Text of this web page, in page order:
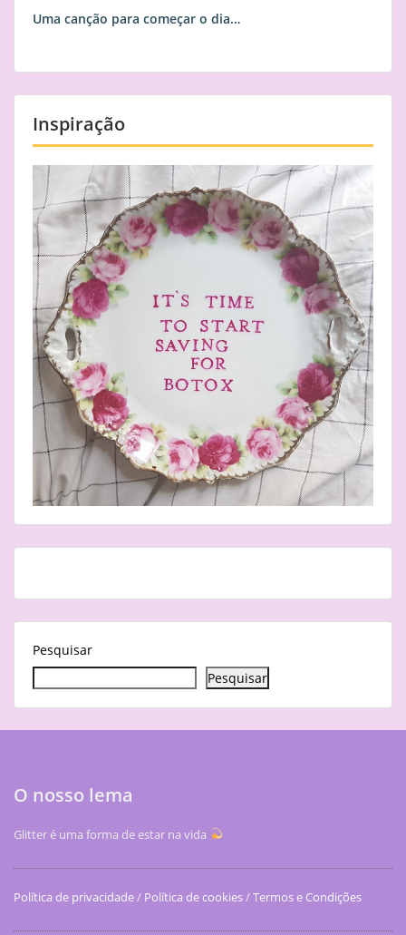
Uma canção para começar o dia…
Inspiração
Pesquisar
Pesquisar
O nosso lema
Glitter é uma forma de estar na vida
Política de privacidade/ Política de cookies/Termos e Condições